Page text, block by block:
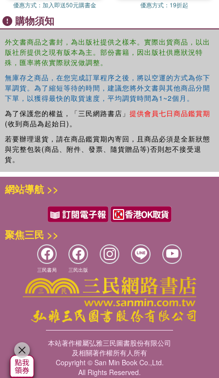
優惠方式： 加入即送50元購書金 優惠方式： 19折起
購物須知
外文書商品之書封，為出版社提供之樣本。實際出貨商品，以出
版社所提供之現有版本為主。部份書籍，因出版社供應狀況特
殊，匯率將依實際狀況做調整。
無庫存之商品，在您完成訂單程序之後，將以空運的方式為你下
單調貨。為了縮短等待的時間，建議您將外文書與其他商品分開
下單，以獲得最快的取貨速度，平均調貨時間為1~2個月。
為了保護您的權益，「三民網路書店」 提供會員七日商品鑑賞期
(收到商品為起始日)。
若要辦理退貨，請在商品鑑賞期內寄回，且商品必須是全新狀態
與完整包裝(商品、附件、發票、隨貨贈品等)否則恕不接受退
貨。
網站導航 >>
聚焦三民 >>
三民書局 三民出版
本站著作權屬弘雅三民圖書股份有限公司
及相關著作權所有人所有
Copyright © San Min Book Co.,Ltd.
All Rights Reserved.